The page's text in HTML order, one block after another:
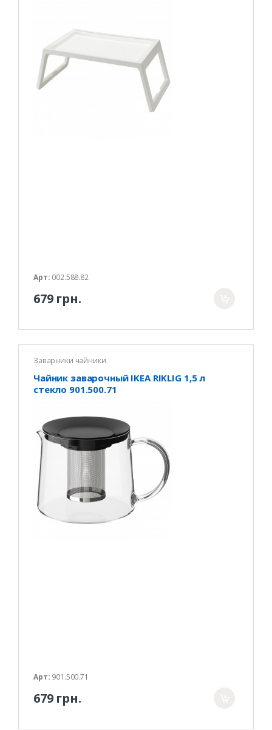
Арт: 002.588.82
679 грн.
Заварники чайники
Чайник заварочный IKEA RIKLIG 1,5 л
стекло 901.500.71
Арт: 901.500.71
679 грн.